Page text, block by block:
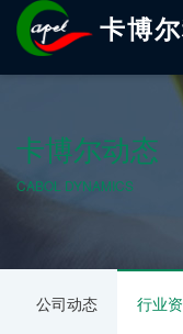
卡博
卡博尔动态
CABOL DYNAMICS
公司动态 行业